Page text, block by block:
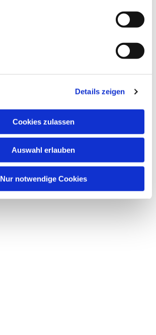
Details zeigen
Cookies zulassen
Auswahl erlauben
Nur notwendige Cookies